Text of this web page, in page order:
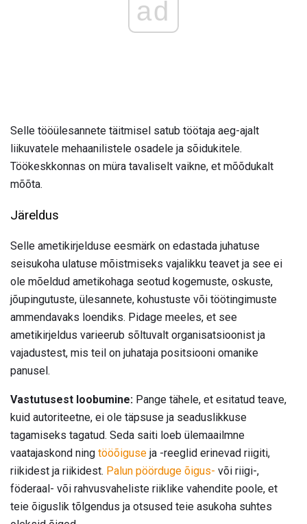
ad
Selle tööülesannete täitmisel satub töötaja aeg-ajalt
liikuvatele mehaanilistele osadele ja sõidukitele.
Töökeskkonnas on müra tavaliselt vaikne, et mõõdukalt
mõõta.
Järeldus
Selle ametikirjelduse eesmärk on edastada juhatuse
seisukoha ulatuse mõistmiseks vajalikku teavet ja see ei
ole mõeldud ametikohaga seotud kogemuste, oskuste,
jõupingutuste, ülesannete, kohustuste või töötingimuste
ammendavaks loendiks. Pidage meeles, et see
ametikirjeldus varieerub sõltuvalt organisatsioonist ja
vajadustest, mis teil on juhataja positsiooni omanike
panusel.
Vastutusest loobumine: Pange tähele, et esitatud teave,
kuid autoriteetne, ei ole täpsuse ja seaduslikkuse
tagamiseks tagatud. Seda saiti loeb ülemaailmne
vaatajaskond ning tööõiguse ja -reeglid erinevad riigiti,
riikidest ja riikidest. Palun pöörduge õigus- või riigi-,
föderaal- või rahvusvaheliste riiklike vahendite poole, et
teie õiguslik tõlgendus ja otsused teie asukoha suhtes